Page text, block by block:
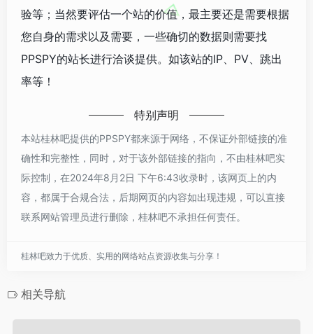
验等；当然要评估一个站的价值，最主要还是需要根据
您自身的需求以及需要，一些确切的数据则需要找
PPSPY的站长进行洽谈提供。如该站的IP、PV、跳出
率等！
特别声明
本站桂林吧提供的PPSPY都来源于网络，不保证外部链接的准
确性和完整性，同时，对于该外部链接的指向，不由桂林吧实
际控制，在2024年8月2日 下午6:43收录时，该网页上的内
容，都属于合规合法，后期网页的内容如出现违规，可以直接
联系网站管理员进行删除，桂林吧不承担任何责任。
桂林吧致力于优质、实用的网络站点资源收集与分享！
相关导航